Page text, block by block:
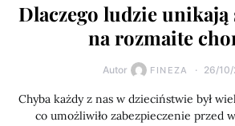
Dlaczego ludzie unikają
na rozmaite
Autor FINEZA 26/
Chyba każdy z nas w dzieciństwie był
co umożliwiło zabezpieczenie przed